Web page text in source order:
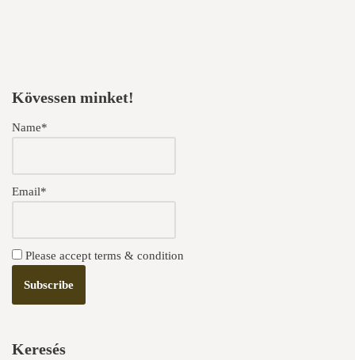
Kövessen minket!
Name*
Email*
Please accept terms & condition
Keresés